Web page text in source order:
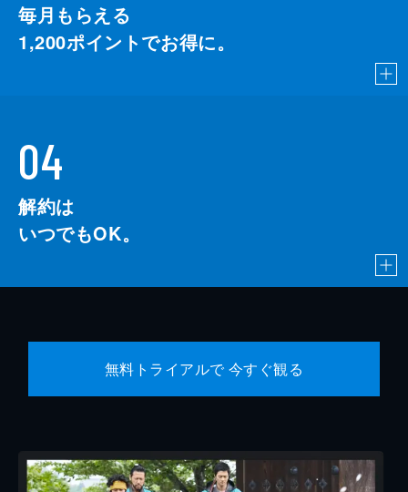
毎月もらえる
1,200ポイントでお得に。
04
解約は
いつでもOK。
無料トライアルで 今すぐ観る